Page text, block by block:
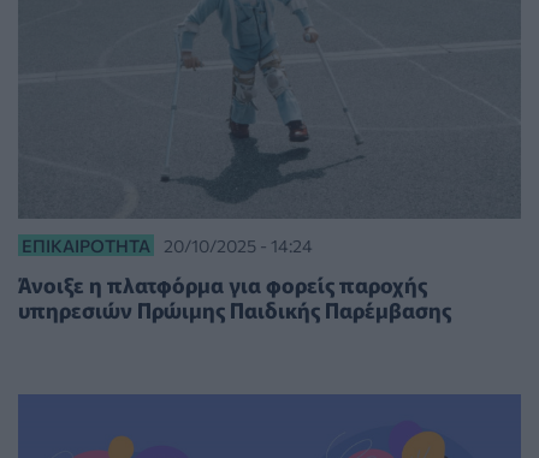
ΕΠΙΚΑΙΡΌΤΗΤΑ 20/10/2025 - 14:24
Άνοιξε η πλατφόρμα για φορείς παροχής
υπηρεσιών Πρώιμης Παιδικής Παρέμβασης